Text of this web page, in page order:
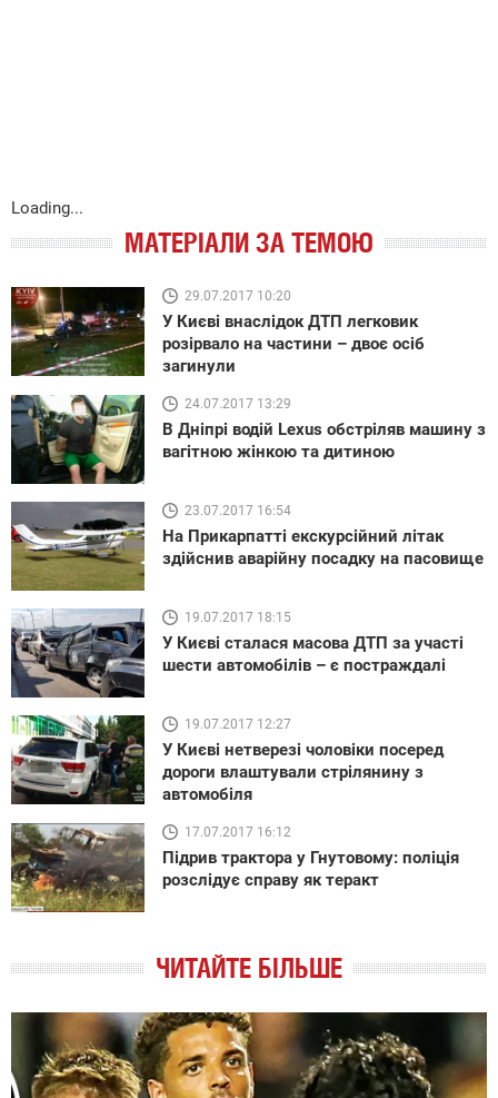
Loading...
МАТЕРІАЛИ ЗА ТЕМОЮ
29.07.2017 10:20
У Києві внаслідок ДТП легковик
розірвало на частини – двоє осіб
загинули
24.07.2017 13:29
В Дніпрі водій Lexus обстріляв машину з
вагітною жінкою та дитиною
23.07.2017 16:54
На Прикарпатті екскурсійний літак
здійснив аварійну посадку на пасовище
19.07.2017 18:15
У Києві сталася масова ДТП за участі
шести автомобілів – є постраждалі
19.07.2017 12:27
У Києві нетверезі чоловіки посеред
дороги влаштували стрілянину з
автомобіля
17.07.2017 16:12
Підрив трактора у Гнутовому: поліція
розслідує справу як теракт
ЧИТАЙТЕ БІЛЬШЕ